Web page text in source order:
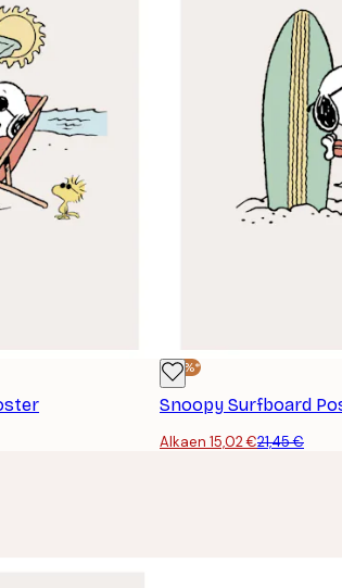
-30%*
Snoopy Surfboard
Alkaen 15,02 €21,45 €